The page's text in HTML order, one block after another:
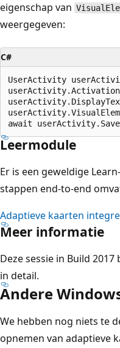
eigenschap van
weergegeven:
C#
UserActivity
Leermodule
Er is een geweldige
stappen end-to-end
Adaptieve kaarten
Meer informatie
Deze sessie in Build
in detail.
Andere
We hebben nog niets te
opnemen van adaptieve